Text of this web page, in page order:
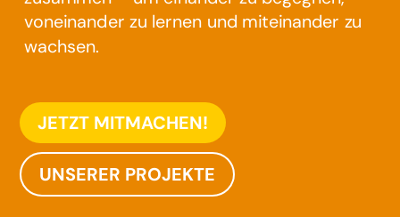
voneinander zu lernen und miteinander zu
wachsen.
JETZT MITMACHEN!
UNSERER PROJEKTE